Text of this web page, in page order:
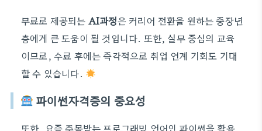
무료로 제공되는 AI과정은 커리어 전환을 원하는 중장년
층에게 큰 도움이 될 것입니다. 또한, 실무 중심의 교육
이므로, 수료 후에는 즉각적으로 취업 연계 기회도 기대
할 수 있습니다.
파이썬자격증의 중요성
또한, 요즘 주목받는 프로그래밍 언어인 파이썬을 활용